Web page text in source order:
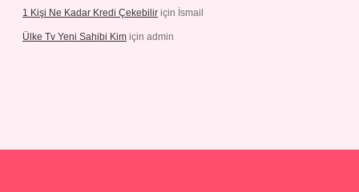
1 Kişi Ne Kadar Kredi Çekebilir için İsmail
Ülke Tv Yeni Sahibi Kim için admin